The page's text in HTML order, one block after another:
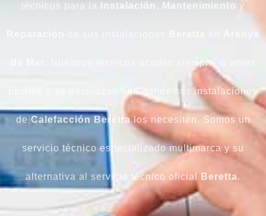
técnicos para la Instalación , Mantenimiento y
Arenys
. Nuestros técnicos acuden siempre lo antes
posible y se desplazan allá donde sus instalaciones
deCalefacción Berettalos necesiten. Somos un
servicio técnico especializado multimarca y su
alternativa al servicio técnico oficial Beretta.